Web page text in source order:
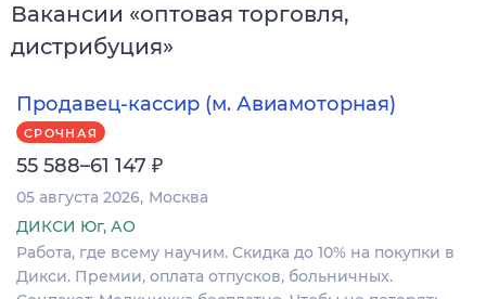
Вакансии «оптовая торговля,
дистрибуция»
Продавец-кассир (м. Авиамоторная)
СРОЧНАЯ
55 588–61 147 ₽
05 августа 2026 Москва
ДИКСИ Юг, АО
Работа, где всему научим. Скидка до 10% на покупки в
Дикси. Премии, оплата отпусков, больничных.